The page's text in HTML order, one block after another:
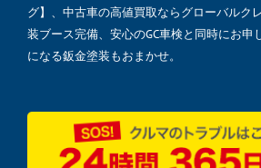
グ】、中古車の高値買取ならグローバルク
装ブース完備、安心のGC車検と同時にお申
になる鈑金塗装もおまかせ。